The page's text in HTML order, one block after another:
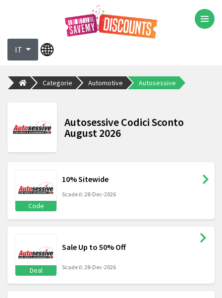
IT
Categorie Automotive Autosessive
Autosessive Codici Sconto
August 2026
Code
10% Sitewide
Scade il: 28-Dec-2026
Deal
Sale Up to 50% Off
Scade il: 28-Dec-2026